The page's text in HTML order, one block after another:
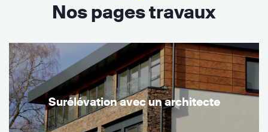
Nos pages travaux
Surélévation avec un architecte